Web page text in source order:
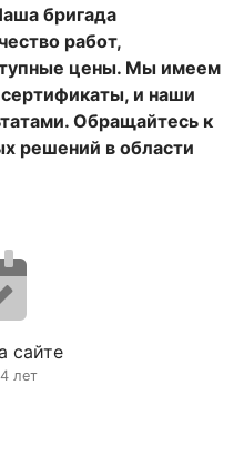
бригада
работ,
цены. Мы имеем
и наши
Обращайтесь к
решений в области
сайте
лет